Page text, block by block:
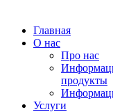
Главная
О нас
Про нас
продукты
Услуги